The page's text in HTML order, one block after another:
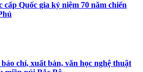
cấp Quốc gia kỷ niệm 70 năm chiến
chí, xuất bản, văn học nghệ thuật